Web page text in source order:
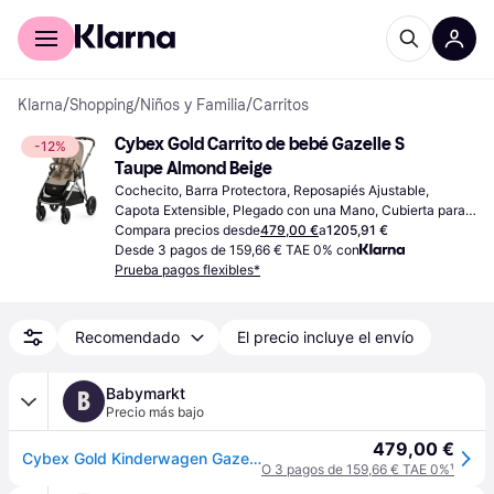
Comprar con Klarna
Klarna/Shopping/Niños y Familia/Carritos
-12%
Cybex Gold Carrito de bebé Gazelle S
Taupe Almond Beige
Cochecito, Barra Protectora, Reposapiés Ajustable,
Capota Extensible, Plegado con una Mano, Cubierta para
Lluvia, Cesta de Almacenamiento, Mango Ajustable, Beige
Compara precios desde479,00 €a1205,91 €
Desde 3 pagos de 159,66 € TAE 0% con
Prueba pagos flexibles*
Recomendado El precio incluye el envío
B Babymarkt
Precio más bajo
Cybex Gold Kinderwagen Gazelle S beige 479,00 €
O 3 pagos de 159,66 € TAE 0%¹